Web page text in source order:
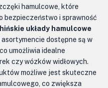
hamulcowe, które
bezpieczeństwo i sprawność
układy hamulcowe
dostępne są w
umożliwia idealne
czy wózków widłowych.
możliwe jest skuteczne
co zwiększa